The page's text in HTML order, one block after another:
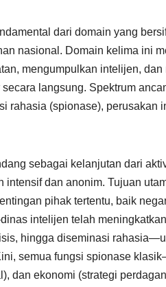
dari domain yang
nasional. Domain kelima ini
mengumpulkan intelijen,
langsung. Spektrum
rahasia (spionase), perusakan
sebagai kelanjutan dari
dan anonim. Tujuan
pihak tertentu, baik
intelijen telah
hingga diseminasi
semua fungsi spionase
dan ekonomi (strategi